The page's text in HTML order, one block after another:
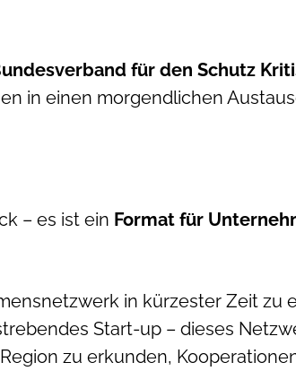
für den Schutz
in einen morgendlichen
– es ist ein Format für
in kürzester Zeit zu
Start-up – dieses
zu erkunden,